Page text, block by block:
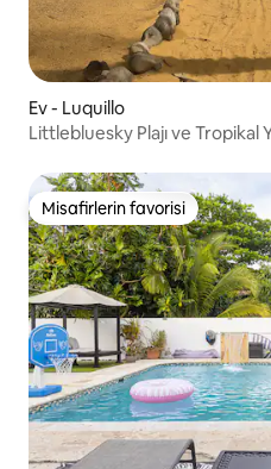
Ev - Luquillo
Littlebluesky Plajı ve Tropikal
Misafirlerin favorisi
Misafirlerin favorisi